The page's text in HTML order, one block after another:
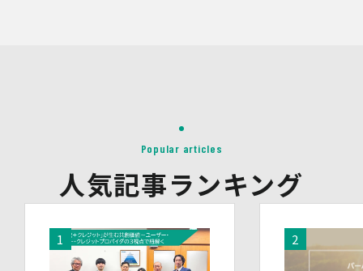
イベント・セミナーの共催事業者
会社名・所属団体等の名称、所属名、役職名等の肩書、氏
名、住所、電話番号、メールアドレス、その他イベント・
(3)第三者提供の方法
電話、FAX、電子メール、郵送などの一般的な方法
(4)その他
Popular articles
人気記事ランキング